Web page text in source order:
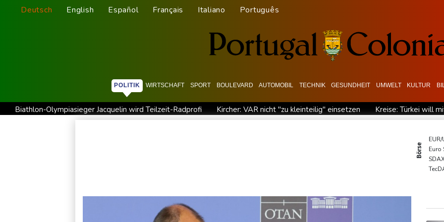
Deutsch English Español Français Italiano Português
POLITIK WIRTSCHAFT SPORT BOULEVARD AUTOMOBIL TECHNIK GESUNDHEIT UMWELT KULTUR
Biathlon-Olympiasieger Jacquelin wird Teilzeit-Radprofi Kircher: VAR nicht "zu kleinteilig" einsetzen
Kreise: Türkei will
USA wollen bei Visa-Anträgen
Trump unternimmt neuen Vorstoß im Streit
Börse
EUR/
Euro